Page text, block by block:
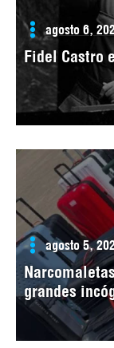
agosto 6,
Fidel Castro
agosto 5,
grandes